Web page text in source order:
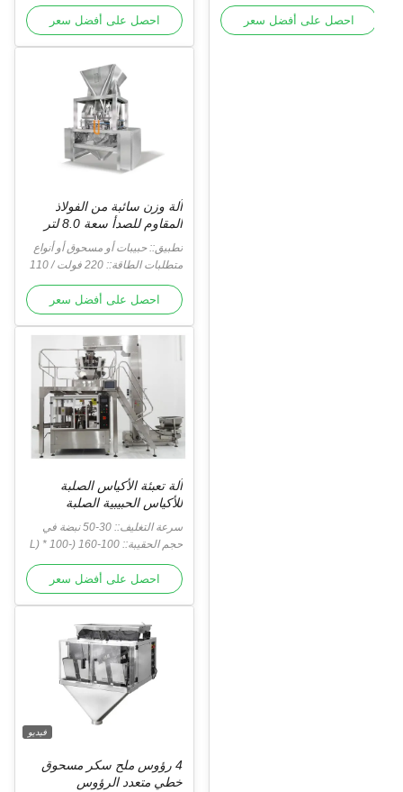
الرئيسي وسطح التلامس هو
SUS304.
متطلبات الزبون
احصل على أفضل سعر
الجسم الرئيسي وسطح التلامس هو
SUS304.
حسب متطلبات الزبون
احصل على أفضل سعر
آلة وزن سائبة من الفولاذ
المقاوم للصدأ سعة 8.0 لتر
تطبيق:: حبيبات أو مسحوق أو أنواع
متطلبات الطاقة:: 220 فولت / 110
فولت ، / 50/60 هرتز / 10 أمبير
احصل على أفضل سعر
آلة تعبئة الأكياس الصلبة
للأكياس الحبيبية الصلبة
سرعة التغليف:: 30-50 نبضة في
الدقيقة
حجم الحقيبة:: 100-160 (L) * 100-
احصل على أفضل سعر
4 رؤوس ملح سكر مسحوق
خطي متعدد الرؤوس